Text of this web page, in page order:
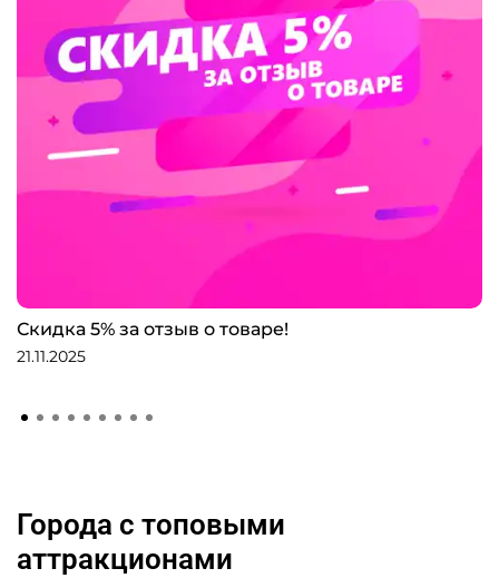
Скидка 5% за отзыв о товаре!
21.11.2025
Города с топовыми
аттракционами